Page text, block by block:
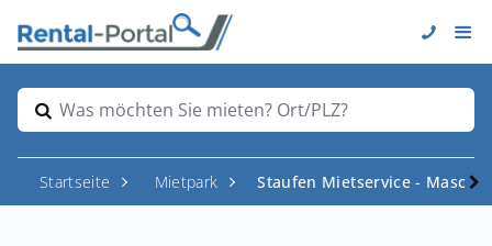
Was möchten Sie mieten? Ort/PLZ?
Startseite Mietpark Staufen Mietservice -